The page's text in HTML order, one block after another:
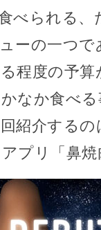
べられる、
ーの一つ
程度の予
なか食べ
紹介する
プリ「鼻